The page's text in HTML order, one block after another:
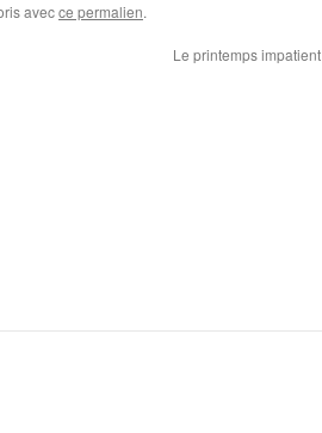
avecce permalien.
Le printemps impatient